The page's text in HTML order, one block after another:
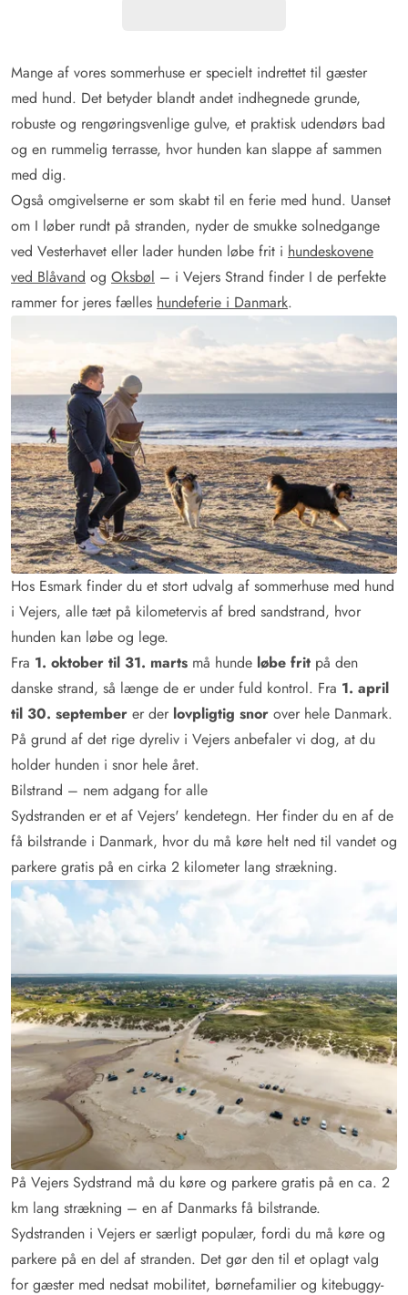
Mange af vores sommerhuse er specielt indrettet til gæster
med hund. Det betyder blandt andet indhegnede grunde,
robuste og rengøringsvenlige gulve, et praktisk udendørs bad
og en rummelig terrasse, hvor hunden kan slappe af sammen
med dig.
Også omgivelserne er som skabt til en ferie med hund. Uanset
om I løber rundt på stranden, nyder de smukke solnedgange
ved Vesterhavet eller lader hunden løbe frit i hundeskovene
ved Blåvand og Oksbøl – i Vejers Strand finder I de perfekte
rammer for jeres fælles hundeferie i Danmark.
Hos Esmark finder du et stort udvalg af sommerhuse med hund
i Vejers, alle tæt på kilometervis af bred sandstrand, hvor
hunden kan løbe og lege.
Fra 1. oktober til 31. marts må hunde løbe frit på den
danske strand, så længe de er under fuld kontrol. Fra 1. april
til 30. september er der lovpligtig snor over hele Danmark.
På grund af det rige dyreliv i Vejers anbefaler vi dog, at du
holder hunden i snor hele året.
Bilstrand – nem adgang for alle
Sydstranden er et af Vejers' kendetegn. Her finder du en af de
få bilstrande i Danmark, hvor du må køre helt ned til vandet og
parkere gratis på en cirka 2 kilometer lang strækning.
På Vejers Sydstrand må du køre og parkere gratis på en ca. 2
km lang strækning – en af Danmarks få bilstrande.
Sydstranden i Vejers er særligt populær, fordi du må køre og
parkere på en del af stranden. Det gør den til et oplagt valg
for gæster med nedsat mobilitet, børnefamilier og kitebuggy-